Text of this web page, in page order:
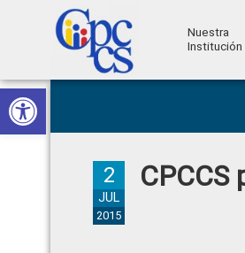
Abrir barra de herramientas
Skip
to
primary
Skip
to
main
Skip
to
primary
Skip
to
footer
Ciudadana
Control
Ciudadano
Nuestra
Institución
CPCCS
2
JUL
2015